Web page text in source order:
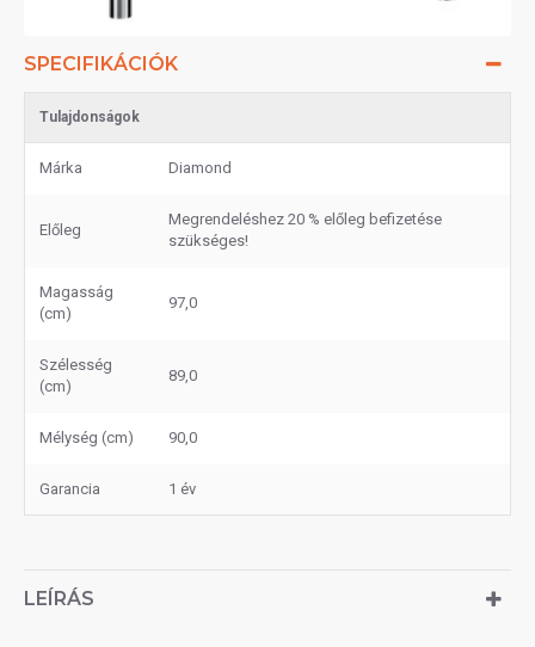
SPECIFIKÁCIÓK
Tulajdonságok
Márka Diamond
Előleg
Megrendeléshez 20 % előleg befizetése
szükséges!
Magasság
(cm)
97,0
Szélesség
(cm)
89,0
Mélység (cm) 90,0
Garancia 1 év
LEÍRÁS